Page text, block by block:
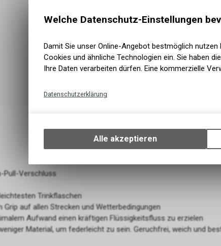
Pull-Verschluss
Trinkflaschen
Grip auf allen Strecken und Wetterbedingungen
Aufwand einen kräftigen Flüssigkeitsfluss zu erzielen
Material, um federleicht zu sein. Geruchfrei, weich und
Welche Datenschutz-Einstellungen
Damit Sie unser Online-Angebot bestmöglich
Cookies und ähnliche Technologien ein. Sie haben
Ihre Daten verarbeiten dürfen. Eine kommerzielle
Datenschutzerklärung
Ihrem Gerät, um die grundlegenden
Verwendung des Warenkorbs, zu
zulassen.
Alle akzeptieren